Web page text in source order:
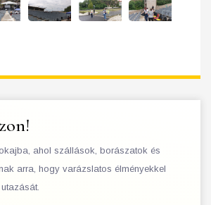
ahol szállások, borászatok és
arra, hogy varázslatos élményekkel